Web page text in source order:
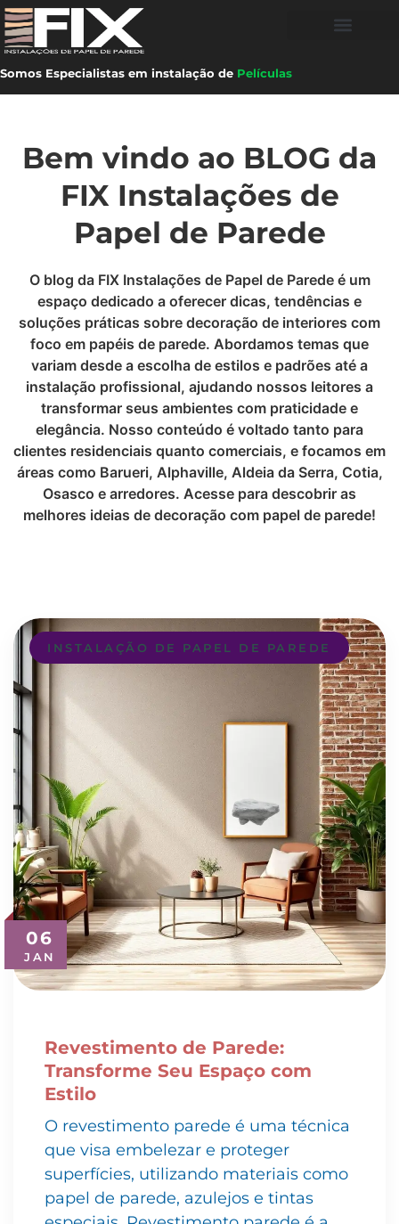
Somos Especialistas em instalação de Películas
Adesivos Jateados
Bem vindo ao BLOG da
FIX Instalações de
Papel de Parede
O blog da FIX Instalações de Papel de Parede é um
espaço dedicado a oferecer dicas, tendências e
soluções práticas sobre decoração de interiores com
foco em papéis de parede. Abordamos temas que
variam desde a escolha de estilos e padrões até a
instalação profissional, ajudando nossos leitores a
transformar seus ambientes com praticidade e
elegância. Nosso conteúdo é voltado tanto para
clientes residenciais quanto comerciais, e focamos em
áreas como Barueri, Alphaville, Aldeia da Serra, Cotia,
Osasco e arredores. Acesse para descobrir as
melhores ideias de decoração com papel de parede!
06
JAN
INSTALAÇÃO DE PAPEL DE PAREDE
Revestimento de Parede:
Transforme Seu Espaço com
Estilo
O revestimento parede é uma técnica
que visa embelezar e proteger
superfícies, utilizando materiais como
papel de parede, azulejos e tintas